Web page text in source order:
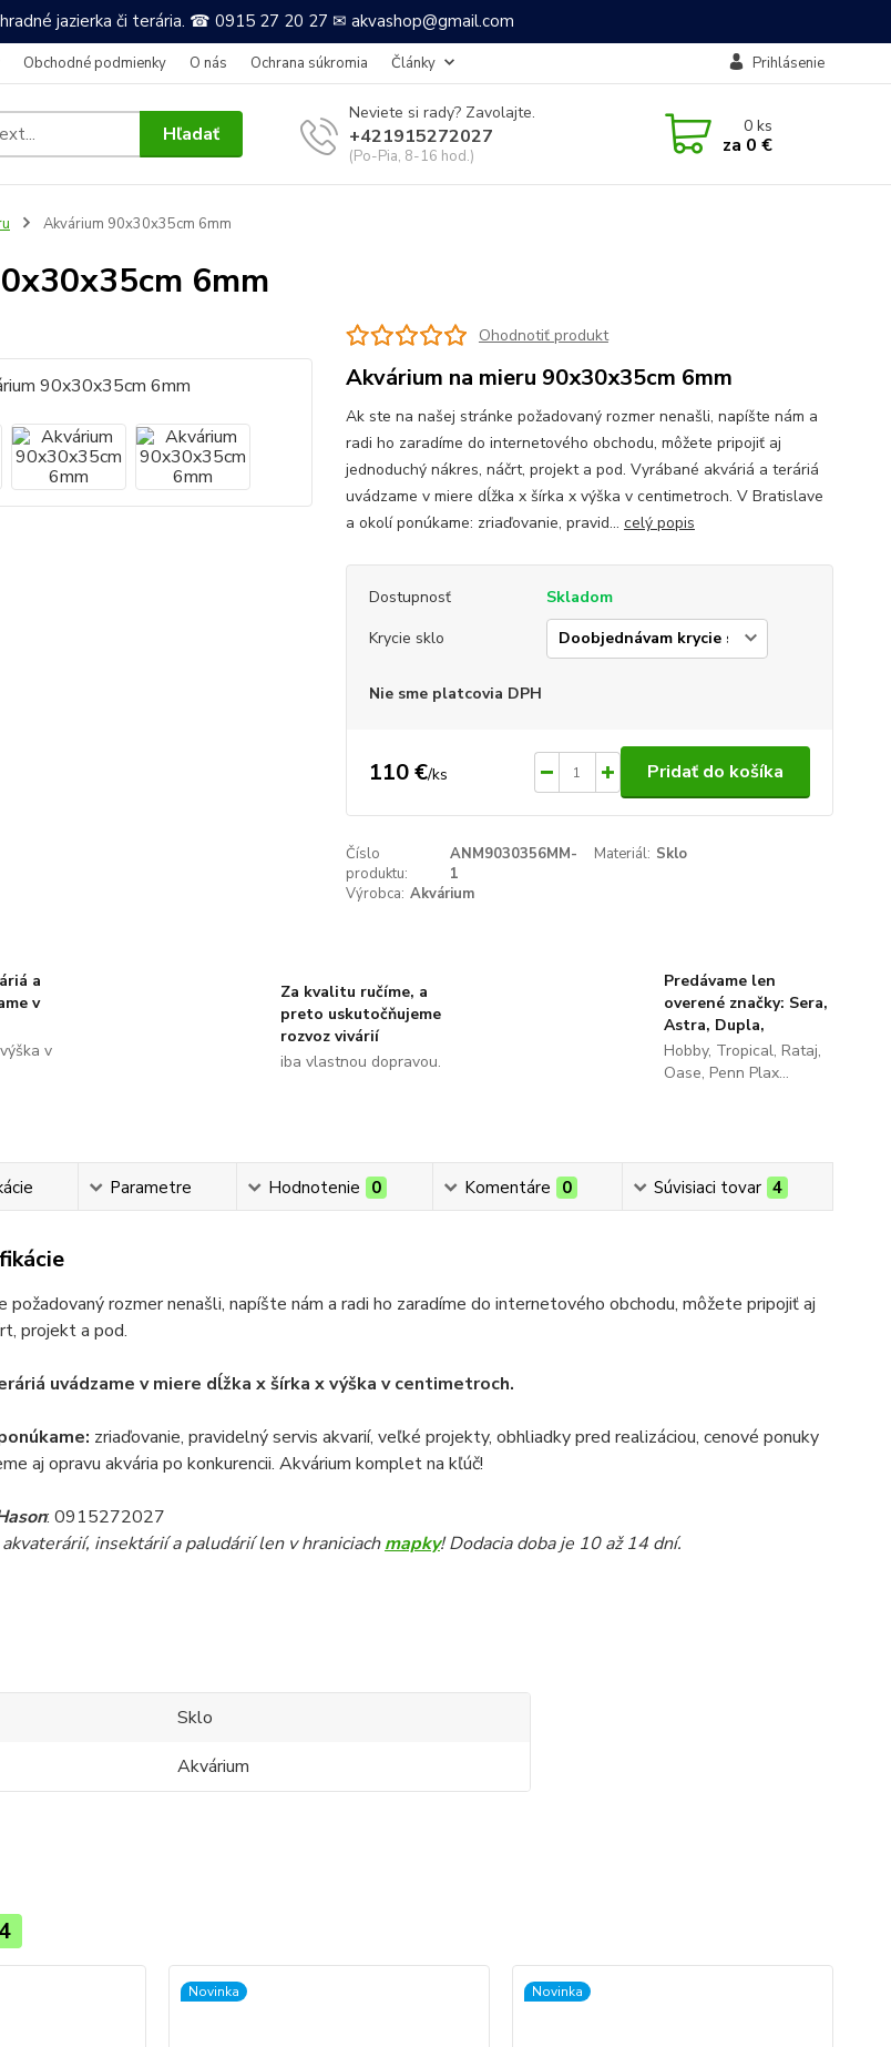
jazierka či terária. ☎ 0915 27 20 27 ✉ akvashop@gmail.com
Obchodné podmienky O nás Ochrana súkromia Články Prihlásenie
Hľadať
Neviete si rady? Zavolajte.
+421915272027
(Po-Pia, 8-16 hod.)
0ks
za 0 €
Akvárium 90x30x35cm 6mm
6mm
Ohodnotiť produkt
Akvárium na mieru 90x30x35cm 6mm
Ak ste na našej stránke požadovaný rozmer nenašli, napíšte nám a
radi ho zaradíme do internetového obchodu, môžete pripojiť aj
jednoduchý nákres, náčrt, projekt a pod. Vyrábané akváriá a teráriá
uvádzame v miere dĺžka x šírka x výška v centimetroch. V Bratislave
a okolí ponúkame: zriaďovanie, pravid... celý popis
Dostupnosť
Skladom
Krycie sklo
Nie sme platcovia DPH
110 €/ks Pridať do košíka
Číslo
produktu:
ANM9030356MM-
1
Materiál: Sklo
Výrobca: Akvárium
a
v
v
Za kvalitu ručíme, a
preto uskutočňujeme
rozvoz vivárií
iba vlastnou dopravou.
Predávame len
overené značky: Sera,
Astra, Dupla,
Hobby, Tropical, Rataj,
Oase, Penn Plax...
Parametre Hodnotenie 0 Komentáre 0 Súvisiaci tovar 4
požadovaný rozmer nenašli, napíšte nám a radi ho zaradíme do internetového obchodu, môžete pripojiť aj
projekt a pod.
uvádzame v miere dĺžka x šírka x výška v centimetroch.
zriaďovanie, pravidelný servis akvarií, veľké projekty, obhliadky pred realizáciou, cenové ponuky
aj opravu akvária po konkurencii. Akvárium komplet na kľúč!
: 0915272027
insektárií a paludárií len v hraniciachmapky! Dodacia doba je 10 až 14 dní.
Sklo
Akvárium
4
Novinka Novinka